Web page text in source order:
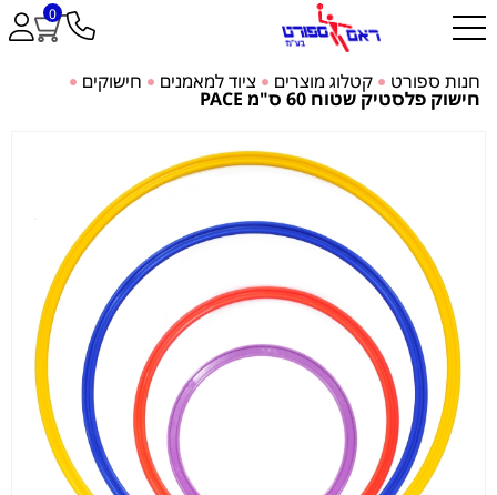
0
חנות ספורט קטלוג מוצרים ציוד למאמנים חישוקים
חישוק פלסטיק שטוח 60 ס"מ PACE